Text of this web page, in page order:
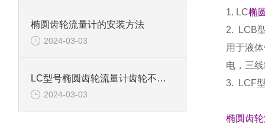
椭圆齿轮流量计的安装方法
2024-03-03
LC型号椭圆齿轮流量计齿轮不转动故障处理方案
2024-03-03
1. LC椭
2. LCB
用于液
电，三
3. LCF
椭圆齿